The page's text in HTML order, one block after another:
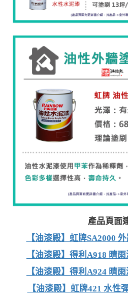
產品頁面
【油漆殿】虹牌SA2000
【油漆殿】得利A918 晴
【油漆殿】得利A924 晴
【油漆殿】虹牌421 水性